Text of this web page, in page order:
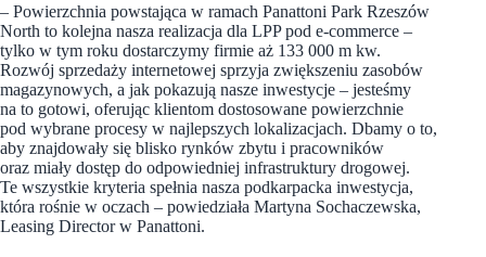
– Powierzchnia powstająca w ramach Panattoni Park Rzeszów
North to kolejna nasza realizacja dla LPP pod e-commerce –
tylko w tym roku dostarczymy firmie aż 133 000 m kw.
Rozwój sprzedaży internetowej sprzyja zwiększeniu zasobów
magazynowych, a jak pokazują nasze inwestycje – jesteśmy
na to gotowi, oferując klientom dostosowane powierzchnie
pod wybrane procesy w najlepszych lokalizacjach. Dbamy o to,
aby znajdowały się blisko rynków zbytu i pracowników
oraz miały dostęp do odpowiedniej infrastruktury drogowej.
Te wszystkie kryteria spełnia nasza podkarpacka inwestycja,
która rośnie w oczach – powiedziała Martyna Sochaczewska,
Leasing Director w Panattoni.